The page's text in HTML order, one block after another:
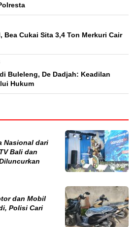
Bea Cukai Sita 3,4 Ton Merkuri Cair
Buleleng, De Dadjah: Keadilan
Hukum
Nasional dari
Bali dan
dan Mobil
Polisi Cari